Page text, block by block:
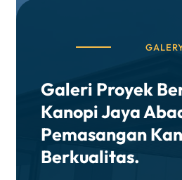
Galeri Proyek
Kanopi Jaya
Pemasangan
Berkualitas.